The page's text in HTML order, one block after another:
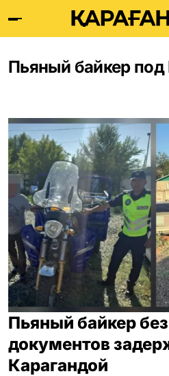
Пьяный байкер под
Пьяный байкер
документов
Карагандой